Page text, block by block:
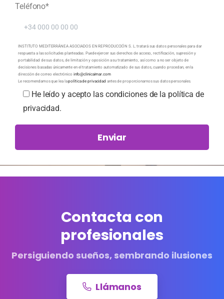
Teléfono*
INSTITUTO MEDITERRÁNEA ASOCIADOS EN REPRODUCCIÓN S. L. tratará sus datos personales para dar
respuesta a las solicitudes planteadas. Puede ejercer sus derechos de acceso, rectificación, supresión y
portabilidad de sus datos, de limitación y oposición a su tratamiento, así como a no ser objeto de
decisiones basadas únicamente en el tratamiento automatizado de sus datos, cuando procedan, en la
dirección de correo electrónico info@clinicaimar.com
Le recomendamos que lea lapolítica de privacidad antes de proporcionarnos sus datos personales.
He leído y acepto las condiciones de la política de
privacidad.
Contacta con
profesionales
Persiguiendo sueños, sembrando ilusiones
Llámanos